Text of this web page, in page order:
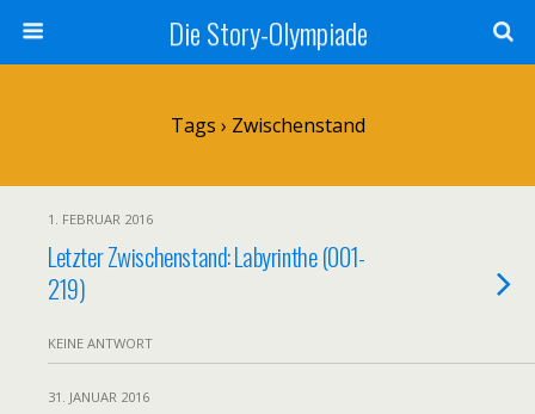
Die Story-Olympiade
Tags › Zwischenstand
1. FEBRUAR 2016
Letzter Zwischenstand: Labyrinthe (001-
219)
KEINE ANTWORT
31. JANUAR 2016